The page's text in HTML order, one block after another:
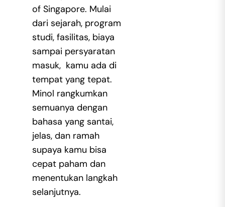
of Singapore. Mulai
dari sejarah, program
studi, fasilitas, biaya
sampai persyaratan
masuk, kamu ada di
tempat yang tepat.
Minol rangkumkan
semuanya dengan
bahasa yang santai,
jelas, dan ramah
supaya kamu bisa
cepat paham dan
menentukan langkah
selanjutnya.